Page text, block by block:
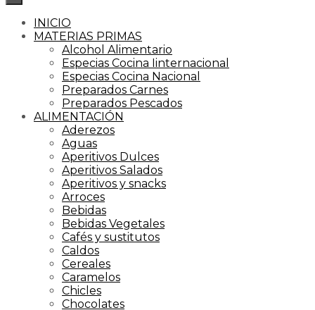
INICIO
MATERIAS PRIMAS
Alcohol Alimentario
Especias Cocina Iinternacional
Especias Cocina Nacional
Preparados Carnes
Preparados Pescados
ALIMENTACIÓN
Aderezos
Aguas
Aperitivos Dulces
Aperitivos Salados
Aperitivos y snacks
Arroces
Bebidas
Bebidas Vegetales
Cafés y sustitutos
Caldos
Cereales
Caramelos
Chicles
Chocolates